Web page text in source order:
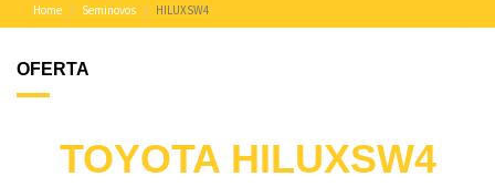
Home Seminovos HILUXSW4
OFERTA
TOYOTA HILUXSW4